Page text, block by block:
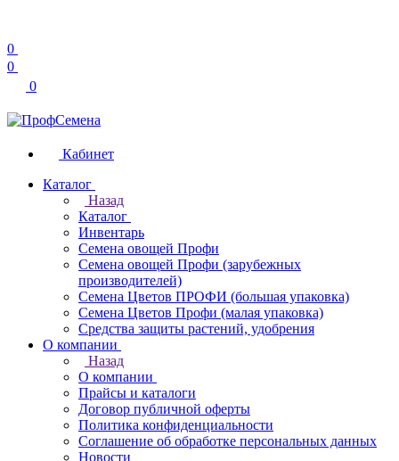
0
0
0
Кабинет
Каталог
Назад
Каталог
Инвентарь
Семена овощей Профи
Семена овощей Профи (зарубежных
производителей)
Семена Цветов ПРОФИ (большая упаковка)
Семена Цветов Профи (малая упаковка)
Средства защиты растений, удобрения
О компании
Назад
О компании
Прайсы и каталоги
Договор публичной оферты
Политика конфиденциальности
Соглашение об обработке персональных данных
Новости